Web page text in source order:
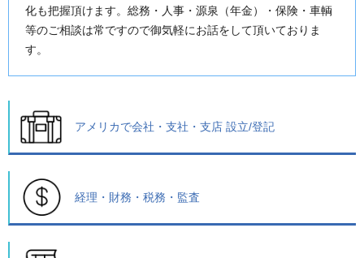
化も把握頂けます。総務・人事・源泉（年金）・保険・車輌
等のご相談は常ですので御気軽にお話をして頂いておりま
す。
アメリカで会社・支社・支店 設立/登記
経理・財務・税務・監査